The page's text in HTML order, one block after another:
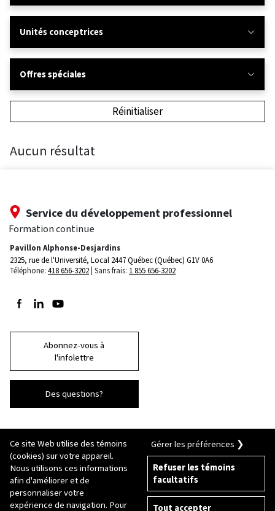
Unités conceptrices
Offres spéciales
Réinitialiser
Aucun résultat
Service du développement professionnel
Formation continue
Pavillon Alphonse-Desjardins
2325, rue de l'Université, Local 2447Québec (Québec) G1V 0A6
Téléphone: 418 656-3202 Sans frais: 1 855 656-3202
Suivez-nous sur Facebook
Suivez-nous sur LinkedIn
Suivez-nous sur Youtube
Abonnez-vous à
l'infolettre
Des questions?
© 2026 Université Laval
Tous droits réservés
Conditions générales d'utilisation
Fraude en ligne
Ce site Web utilise des témoins
(cookies) sur votre appareil.
Nous utilisons ces informations
afin d'améliorer et de
personnaliser votre
expérience de navigation. Pour
Gérer les préférences ❯
Refuser les témoins
facultatifs
Tout accepter